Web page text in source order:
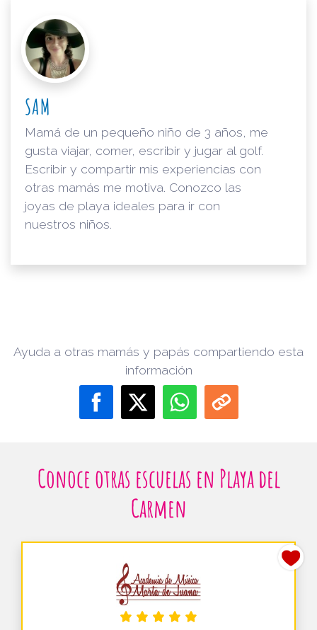
SAM
Mamá de un pequeño niño de 3 años, me
gusta viajar, comer, escribir y jugar al golf.
Escribir y compartir mis experiencias con
otras mamás me motiva. Conozco las
joyas de playa ideales para ir con
nuestros niños.
Ayuda a otras mamás y papás compartiendo esta
información
Conoce otras escuelas en Playa del
Carmen